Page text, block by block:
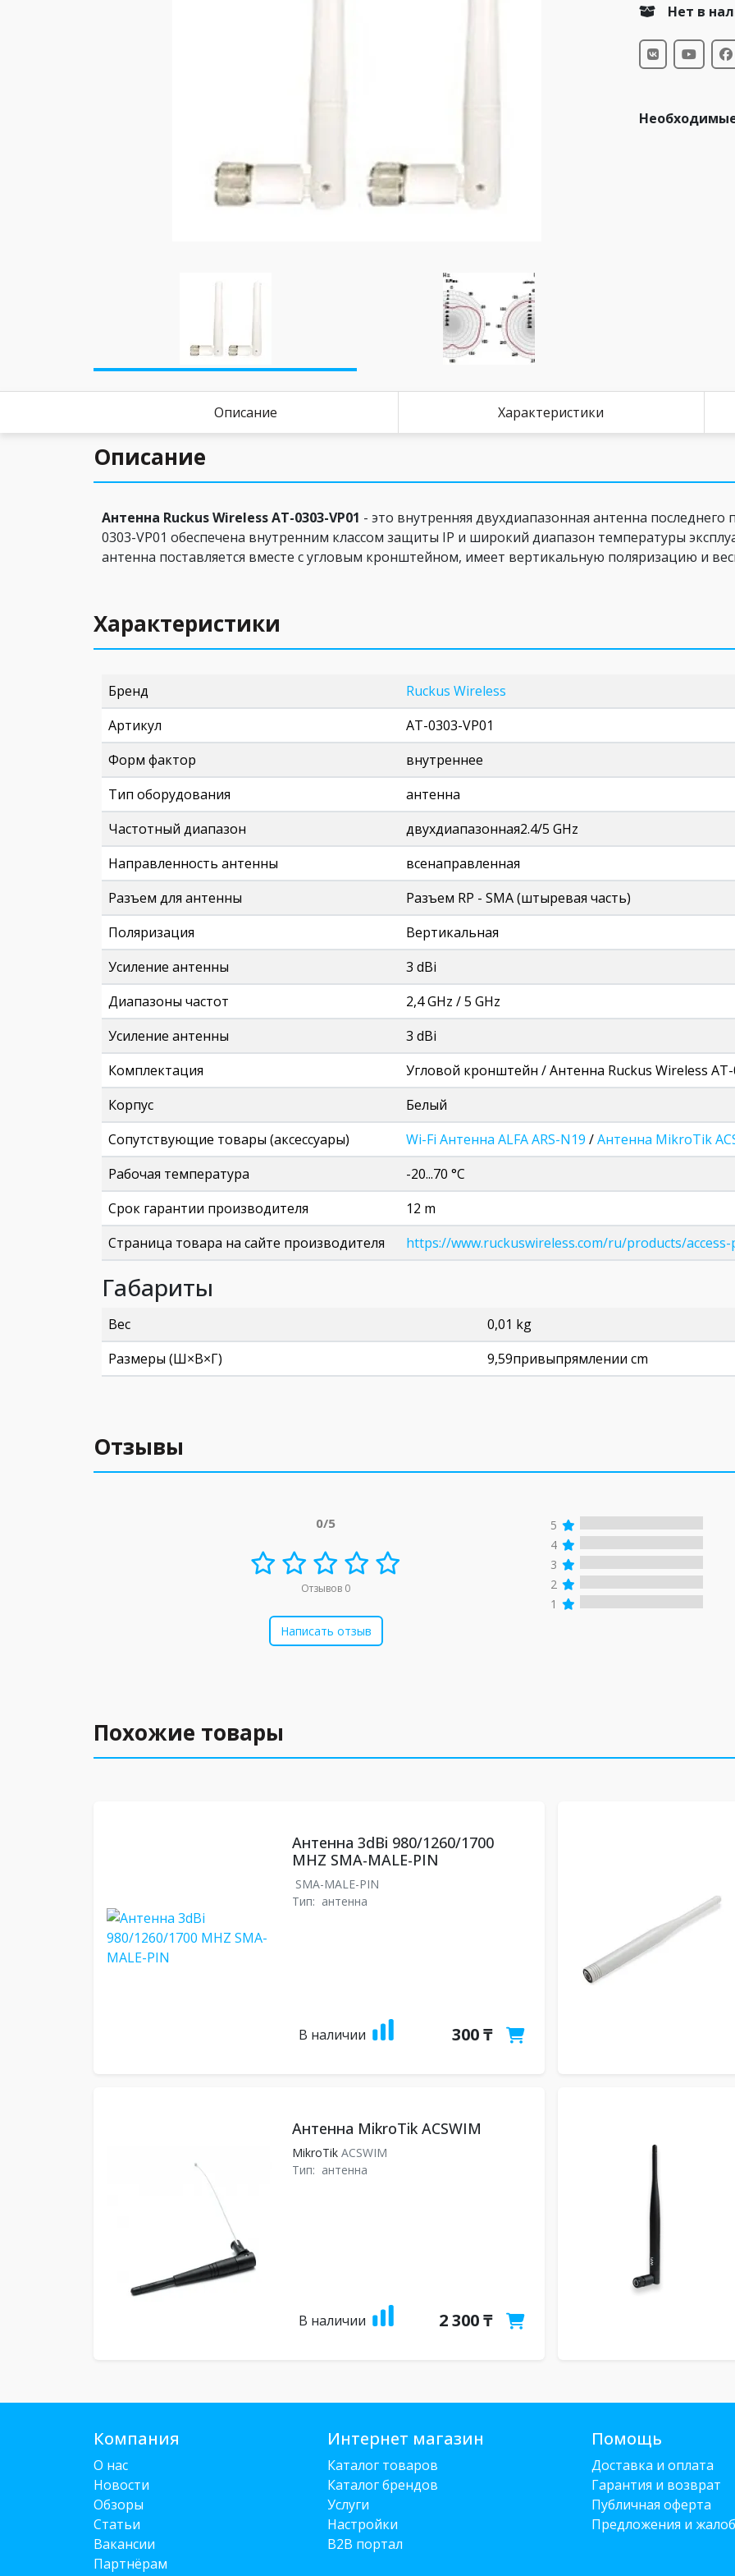
Нет в
Описание Характеристики
Описание
Антенна Ruckus Wireless AT-0303-VP01 - это внутренняя двухдиапазонная антенна последнего
0303-VP01 обеспечена внутренним классом защиты IP и широкий диапазон температуры
антенна поставляется вместе с угловым кронштейном, имеет вертикальную поляризацию и
Характеристики
Бренд
Ruckus Wireless
Артикул
AT-0303-VP01
Форм фактор
внутреннее
Тип оборудования
антенна
Частотный диапазон
двухдиапазонная2.4/5 GHz
Направленность антенны
всенаправленная
Разъем для антенны
Разъем RP - SMA (штыревая часть)
Поляризация
Вертикальная
Усиление антенны
3 dBi
Диапазоны частот
2,4 GHz / 5 GHz
Усиление антенны
3 dBi
Комплектация
Угловой кронштейн / Антенна Ruckus Wireless AT-
Корпус
Белый
Сопутствующие товары (аксессуары)
Wi-Fi Антенна ALFA ARS-N19 /Антенна MikroTik
Рабочая температура
-20...70 °C
Срок гарантии производителя
12 m
Страница товара на сайте производителя
https://www.ruckuswireless.com/ru/products/
Габариты
Вес
0,01 kg
Размеры (Ш×В×Г)
9,59привыпрямлении cm
Отзывы
0/5
Отзывов 0
Написать отзыв
5
4
3
2
1
Похожие товары
Антенна 3dBi 980/1260/1700
MHZ SMA-MALE-PIN
SMA-MALE-PIN
Тип: антенна
В наличии 300 ₸
Антенна MikroTik ACSWIM
MikroTikACSWIM
Тип: антенна
В наличии 2 300 ₸
Компания
О нас
Новости
Обзоры
Статьи
Вакансии
Партнёрам
Интернет магазин
Каталог товаров
Каталог брендов
Услуги
Настройки
B2B портал
Помощь
Доставка и оплата
Гарантия и возврат
Публичная оферта
Предложения и